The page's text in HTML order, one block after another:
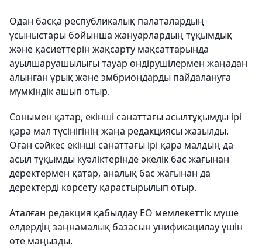
Одан басқа республикалық палаталардың
ұсыныстары бойынша жануарлардың тұқымдық
және қасиеттерін жақсарту мақсаттарында
ауылшаруашылығы тауар өндірушілермен жаңадан
алынған ұрық және эмбриондарды пайдалануға
мүмкіндік ашып отыр.
Сонымен қатар, екінші санаттағы асылтұқымды ірі
қара мал түсінігінің жаңа редакциясы жазылды.
Оған сәйкес екінші санаттағы ірі қара малдың да
асыл тұқымды куәліктерінде әкелік бас жағынан
деректермен қатар, аналық бас жағынан да
деректерді көрсету қарастырылып отыр.
Аталған редакция қабылдау ЕО мемлекеттік мүше
елдердің заңнамалық базасын унификацилау үшін
өте маңызды.